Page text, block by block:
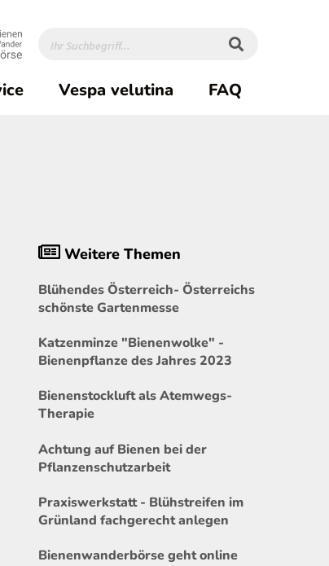
Vespa velutina FAQ
Weitere Themen
Blühendes Österreich- Österreichs
schönste Gartenmesse
Katzenminze "Bienenwolke" -
Bienenpflanze des Jahres 2023
Bienenstockluft als Atemwegs-
Therapie
Achtung auf Bienen bei der
Pflanzenschutzarbeit
Praxiswerkstatt - Blühstreifen im
Grünland fachgerecht anlegen
Bienenwanderbörse geht online